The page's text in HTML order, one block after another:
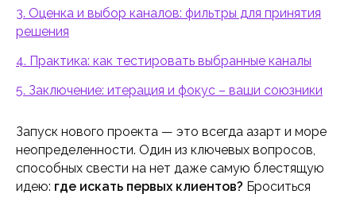
3. Оценка и выбор каналов: фильтры для принятия
решения
4. Практика: как тестировать выбранные каналы
5. Заключение: итерация и фокус – ваши союзники
Запуск нового проекта — это всегда азарт и море
неопределенности. Один из ключевых вопросов,
способных свести на нет даже самую блестящую
идею: где искать первых клиентов? Броситься